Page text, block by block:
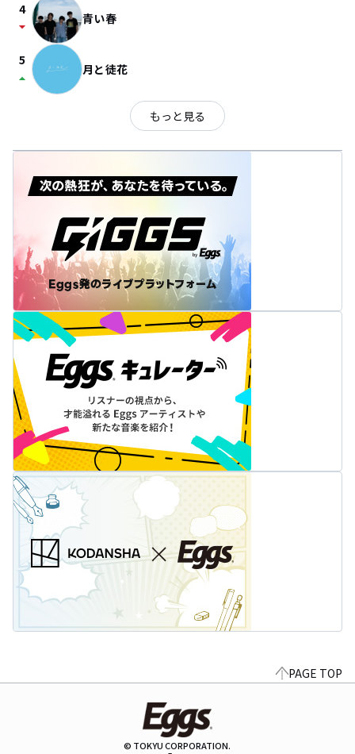
4
arrow_drop_down 青い春
5
arrow_drop_up 月と徒花
もっと見る
PAGE TOP
© TOKYU CORPORATION.